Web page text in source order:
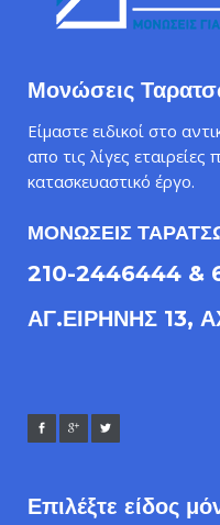
Μονώσεις
Είμαστε ειδικοί στο
απο τις λίγες
κατασκευαστικό έργο.
ΜΟΝΩΣΕΙΣ
210-2446444 &
ΑΓ.ΕΙΡΗΝΗΣ 13,
Επιλέξτε είδος